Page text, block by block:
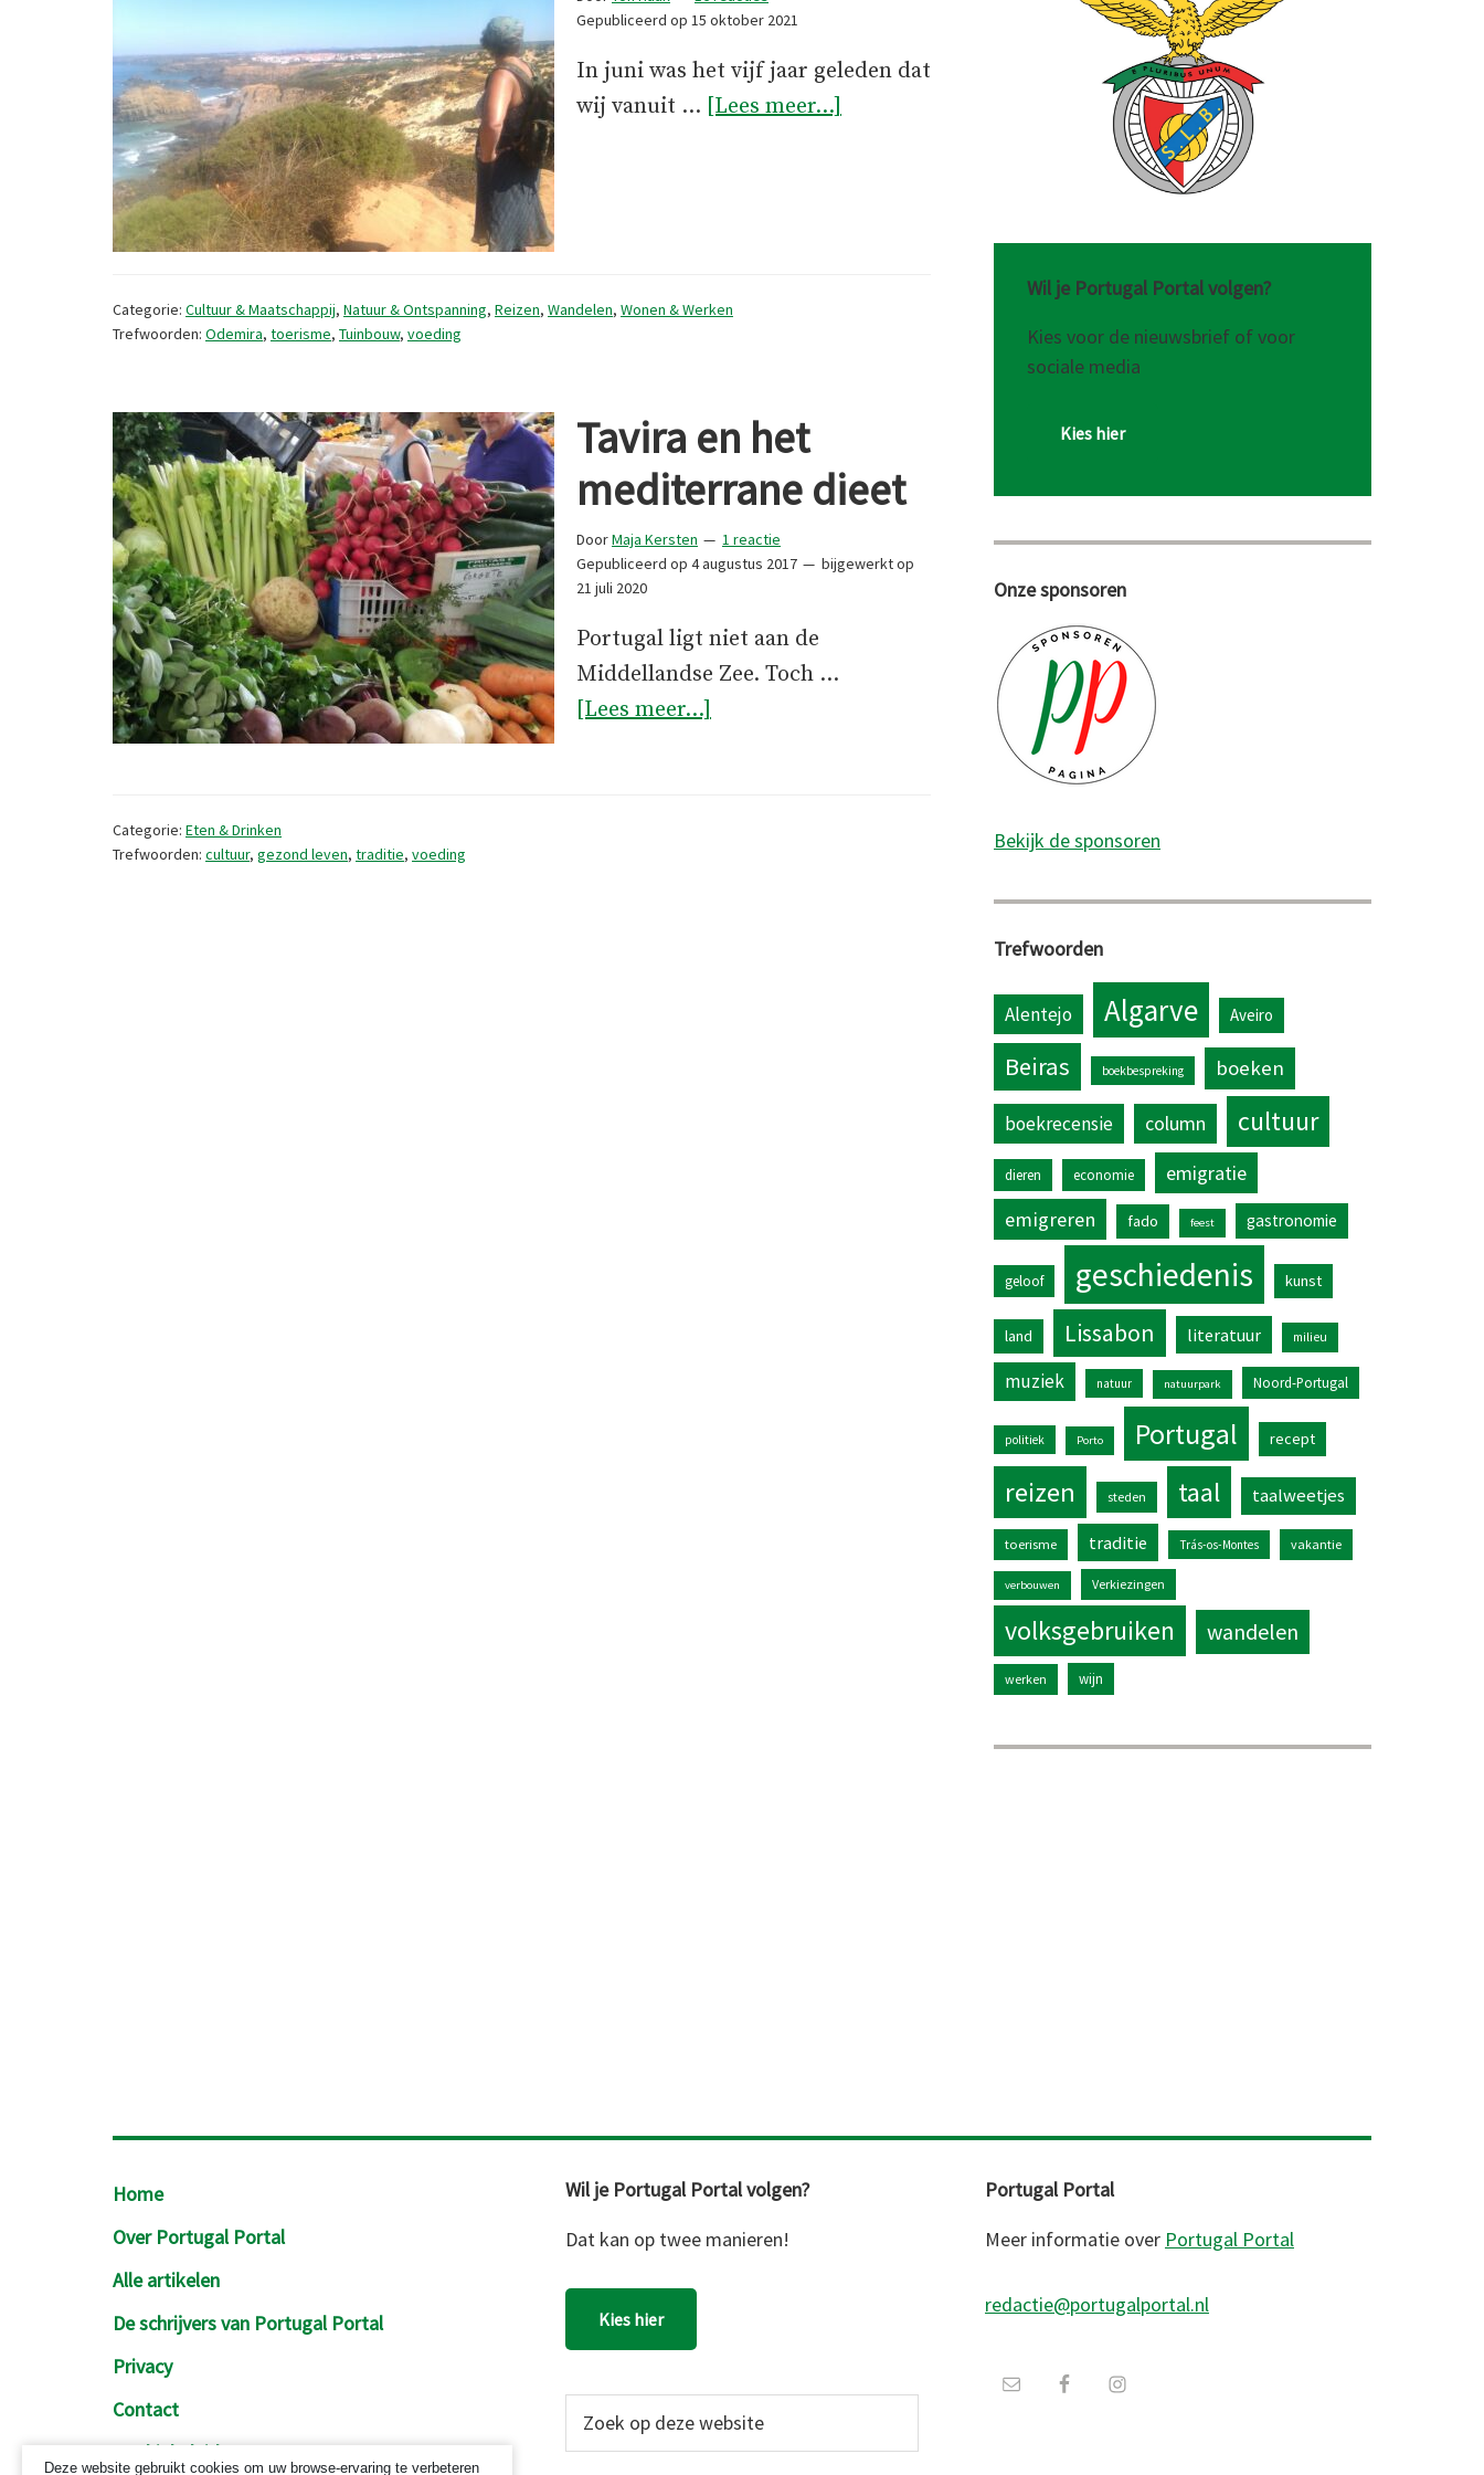
Gepubliceerd op 15 oktober 2021
In juni was het vijf jaar geleden dat
wij vanuit … [Lees meer...]
Categorie: Cultuur & Maatschappij, Natuur & Ontspanning, Reizen, Wandelen, Wonen & Werken
Trefwoorden: Odemira, toerisme, Tuinbouw, voeding
Tavira en het
mediterrane dieet
DoorMaja Kersten
1 reactie
Gepubliceerd op 4 augustus 2017
bijgewerkt op
21 juli 2020
Portugal ligt niet aan de
Middellandse Zee. Toch …
[Lees meer...]
Categorie: Eten & Drinken
Trefwoorden: cultuur, gezond leven, traditie, voeding
Wil je Portugal Portal volgen?
Kies voor de nieuwsbrief of voor
sociale media
Kies hier
Onze sponsoren
Bekijk de sponsoren
Trefwoorden
Alentejo Algarve Aveiro
Beiras boekbespreking boeken
boekrecensie column cultuur
dieren economie
emigratie
emigreren
fado feest gastronomie
geloof geschiedenis kunst
land Lissabon literatuur milieu
muziek natuur natuurpark Noord-Portugal
politiek Porto Portugal recept
reizen steden taal taalweetjes
toerisme traditie Trás-os-Montes vakantie
verbouwen Verkiezingen
volksgebruiken wandelen
werken wijn
Footer
Home
Over Portugal Portal
Alle artikelen
De schrijvers van Portugal Portal
Privacy
Contact
Cookiebeleid
Wil je Portugal Portal volgen?
Dat kan op twee manieren!
Kies hier
Portugal Portal
Meer informatie over Portugal Portal
redactie@portugalportal.nl
Deze website gebruikt cookies om uw browse-ervaring te verbeteren